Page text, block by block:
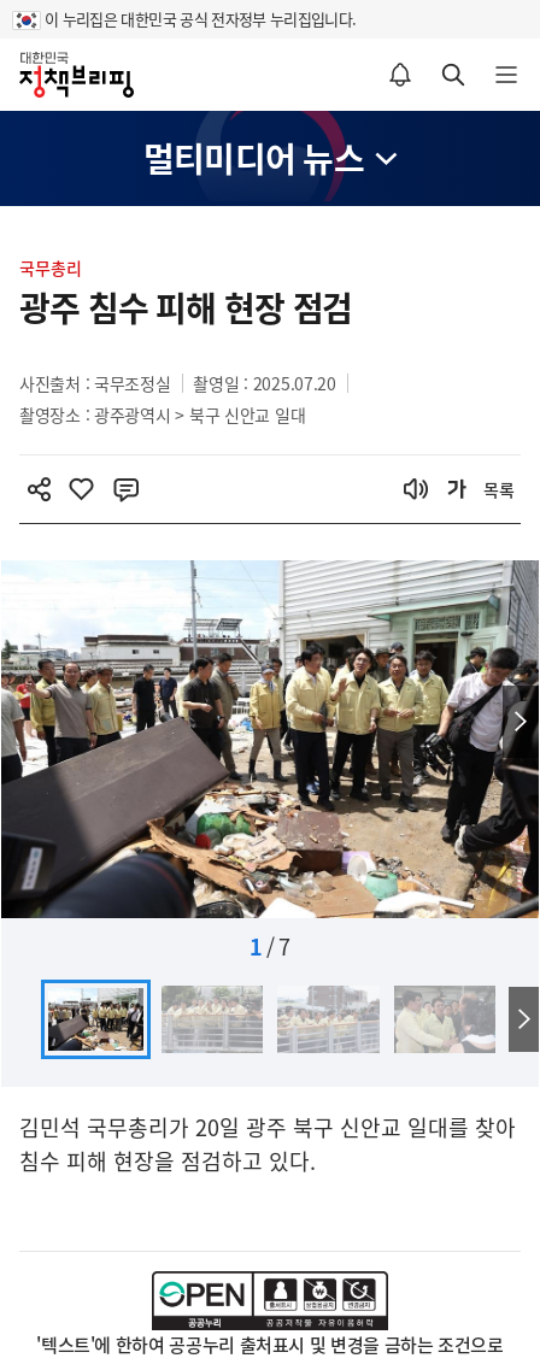
이 누리집은 대한민국 공식 전자정부 누리집입니다.
홈
알림설정 바로가기 검색 바로가기 메뉴 열기
멀티미디어 뉴스
텐
츠
영
역
국무총리
광주 침수 피해 현장 점검
사진출처 : 국무조정실
촬영일 : 2025.07.20
촬영장소 : 광주광역시 > 북구 신안교 일대
목록
1/7
김민석 국무총리가 20일 광주 북구 신안교 일대를 찾아
침수 피해 현장을 점검하고 있다.
'텍스트'에 한하여 공공누리 출처표시 및 변경을 금하는 조건으로